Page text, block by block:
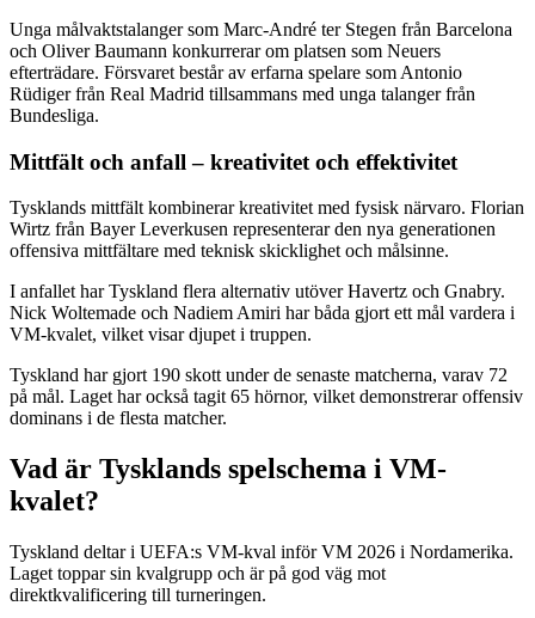
Unga målvaktstalanger som Marc-André ter Stegen från Barcelona
och Oliver Baumann konkurrerar om platsen som Neuers
efterträdare. Försvaret består av erfarna spelare som Antonio
Rüdiger från Real Madrid tillsammans med unga talanger från
Bundesliga.
Mittfält och anfall – kreativitet och effektivitet
Tysklands mittfält kombinerar kreativitet med fysisk närvaro. Florian
Wirtz från Bayer Leverkusen representerar den nya generationen
offensiva mittfältare med teknisk skicklighet och målsinne.
I anfallet har Tyskland flera alternativ utöver Havertz och Gnabry.
Nick Woltemade och Nadiem Amiri har båda gjort ett mål vardera i
VM-kvalet, vilket visar djupet i truppen.
Tyskland har gjort 190 skott under de senaste matcherna, varav 72
på mål. Laget har också tagit 65 hörnor, vilket demonstrerar offensiv
dominans i de flesta matcher.
Vad är Tysklands spelschema i VM-
kvalet?
Tyskland deltar i UEFA:s VM-kval inför VM 2026 i Nordamerika.
Laget toppar sin kvalgrupp och är på god väg mot
direktkvalificering till turneringen.